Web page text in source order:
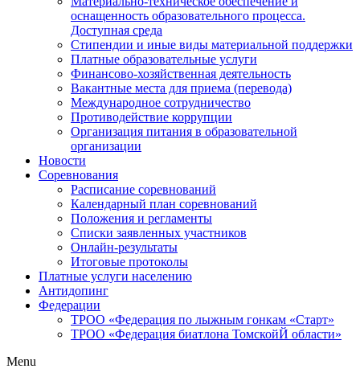
оснащенность образовательного процесса.
Доступная среда
Стипендии и иные виды материальной поддержки
Платные образовательные услуги
Финансово-хозяйственная деятельность
Вакантные места для приема (перевода)
Международное сотрудничество
Противодействие коррупции
Организация питания в образовательной
организации
Новости
Соревнования
Расписание соревнований
Календарный план соревнований
Положения и регламенты
Списки заявленных участников
Онлайн-результаты
Итоговые протоколы
Платные услуги населению
Антидопинг
Федерации
ТРОО «Федерация по лыжным гонкам «Старт»
ТРОО «Федерация биатлона ТомскойЙ области»
Menu